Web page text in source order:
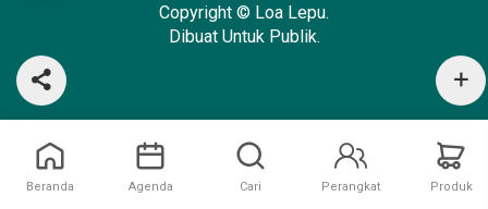
Copyright © Loa Lepu.
Dibuat Untuk Publik.
Beranda Agenda Cari Perangkat Produk